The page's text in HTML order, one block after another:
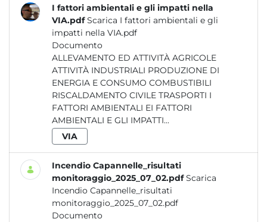
I fattori ambientali e gli impatti nella
VIA.pdf Scarica I fattori ambientali e gli
impatti nella VIA.pdf
Documento
ALLEVAMENTO ED ATTIVITÀ AGRICOLE
ATTIVITÀ INDUSTRIALI PRODUZIONE DI
ENERGIA E CONSUMO COMBUSTIBILI
RISCALDAMENTO CIVILE TRASPORTI I
FATTORI AMBIENTALI EI FATTORI
AMBIENTALI E GLI IMPATTI...
VIA
Incendio Capannelle_risultati
monitoraggio_2025_07_02.pdf Scarica
Incendio Capannelle_risultati
monitoraggio_2025_07_02.pdf
Documento